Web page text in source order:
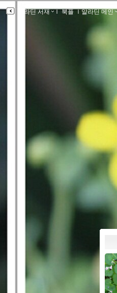
알라딘 서재 ｌ북플ｌ알라딘 메인